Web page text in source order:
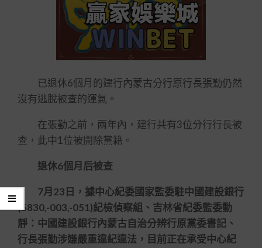
已退休6個月的建行內蒙古分行原行長張勤仍然
沒有逃脫被查的運氣。
在張勤之前，兩年內，建行共有3位分行行長被
查，此中1位被開除黨籍。
退休6個月后被查
7月23日，據中心紀委國家監委駐中國建設銀行
(5830,-003,-051)紀檢偵察組、吉林省紀委監委動
靜：中國建設銀行內蒙古自治分辨行原黨委書記、
行長張勤涉嫌嚴重違紀違法，目前正在承受中心紀